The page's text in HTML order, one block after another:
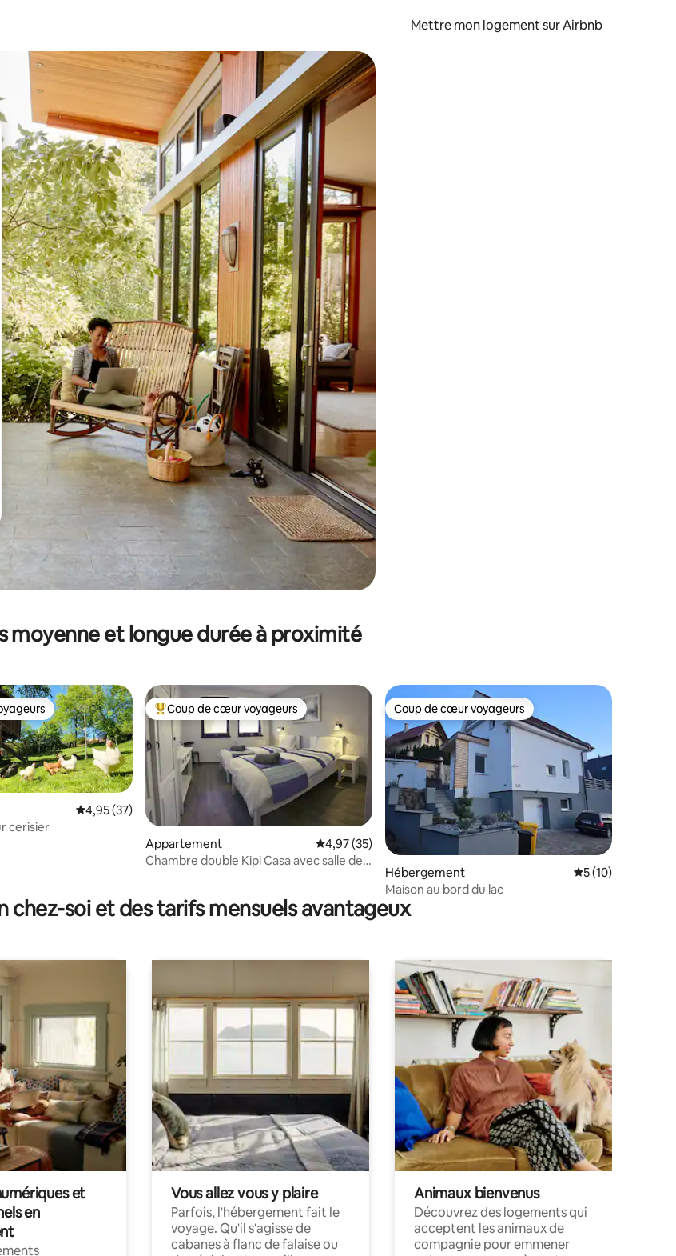
Mettre mon logement sur Airbnb
et vers le bas pour les parcourir ou en appuyant et en faisant glisser.
moyenne et longue durée à proximité
de 18 commentaires : 4,94 sur 5
Évaluation moyenne sur la base de 37 commentaires : 4,95 sur 5
4,95 (37)
cerisier
Coups de cœur voyageurs les plus appréciés
Coup de cœur voyageurs
Appartement Évaluation moyenne sur la base de 35 commentaires : 4,97 sur 5
4,97 (35)
Chambre double Kipi Casa avec salle de
Coup de cœur voyageurs
Coup de cœur voyageurs
Hébergement Évaluation
5 (10)
Maison au bord du lac
chez-soi et des tarifs mensuels avantageux
et
en
Vous allez vous y plaire
Parfois, l'hébergement fait le
voyage. Qu'il s'agisse de
cabanes à flanc de falaise ou
Animaux bienvenus
Découvrez des logements qui
acceptent les animaux de
compagnie pour emmener